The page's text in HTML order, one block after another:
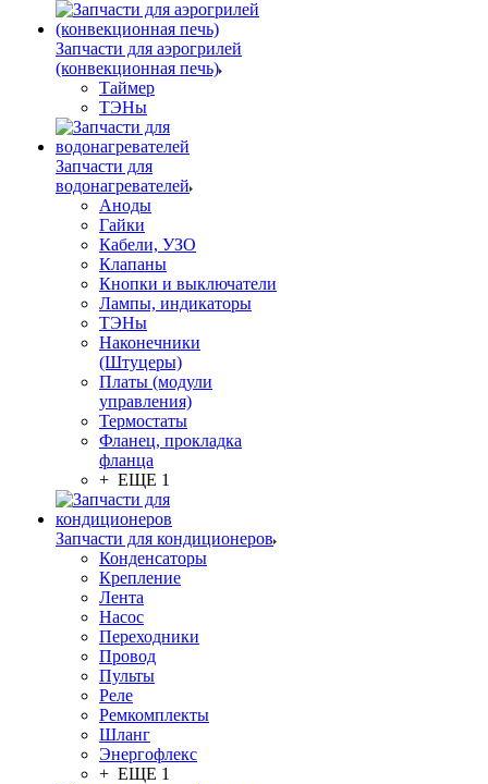
Запчасти для аэрогрилей
(конвекционная печь)
Таймер
ТЭНы
Запчасти для
водонагревателей
Аноды
Гайки
Кабели, УЗО
Клапаны
Кнопки и выключатели
Лампы, индикаторы
ТЭНы
Наконечники
(Штуцеры)
Платы (модули
управления)
Термостаты
Фланец, прокладка
фланца
+ ЕЩЕ 1
Запчасти для кондиционеров
Конденсаторы
Крепление
Лента
Насос
Переходники
Провод
Пульты
Реле
Ремкомплекты
Шланг
Энергофлекс
+ ЕЩЕ 1